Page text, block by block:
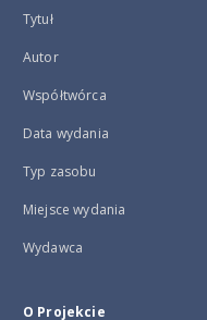
Tytuł
Autor
Współtwórca
Data wydania
Typ zasobu
Miejsce wydania
Wydawca
O Projekcie